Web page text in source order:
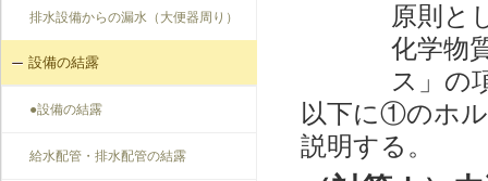
排水設備からの漏水（大便器周り）
設備の結露
●設備の結露
給水配管・排水配管の結露
原則と
化学物
ス」の
以下に①のホ
説明する。